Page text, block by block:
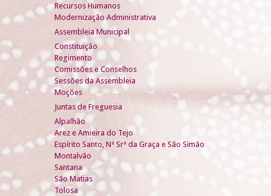
Recursos Humanos
Modernização Administrativa
Assembleia Municipal
Constituição
Regimento
Comissões e Conselhos
Sessões da Assembleia
Moções
Juntas de Freguesia
Alpalhão
Arez e Amieira do Tejo
Espírito Santo, Nª Srª da Graça e São Simão
Montalvão
Santana
São Matias
Tolosa